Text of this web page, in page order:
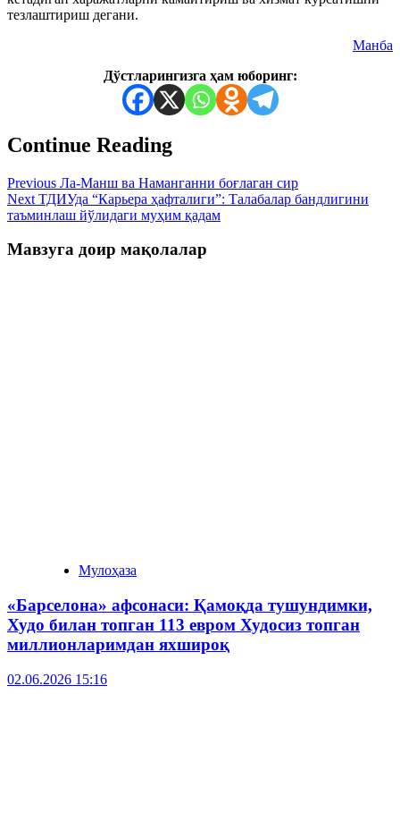
тезлаштириш дегани.
Манба
Дўстларингизга ҳам юборинг:
Continue Reading
Previous Ла-Манш ва Наманганни боғлаган сир
Next ТДИУда “Карьера ҳафталиги”: Талабалар бандлигини
таъминлаш йўлидаги муҳим қадам
Мавзуга доир мақолалар
Мулоҳаза
«Барселона» афсонаси: Қамоқда тушундимки,
Худо билан топган 113 евром Худосиз топган
миллионларимдан яхшироқ
02.06.2026 15:16